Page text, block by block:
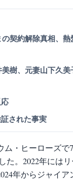
の契約解除真相、
美樹、元妻山下久
された事実
ム・ヒーローズ
た。2022年には
年からジャイ